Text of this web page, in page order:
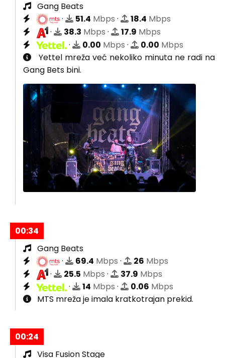
Gang Beats
·
51.4 Mbps · 18.4 Mbps
·
38.3 Mbps · 17.9 Mbps
·
0.00 Mbps · 0.00 Mbps
Yettel mreža već nekoliko minuta ne radi na
Gang Bets bini.
00:34
Gang Beats
·
69.4 Mbps · 26 Mbps
·
25.5 Mbps · 37.9 Mbps
·
14 Mbps · 0.06 Mbps
MTS mreža je imala kratkotrajan prekid.
00:24
Visa Fusion Stage